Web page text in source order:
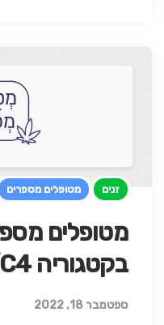
זנים מטופלים מספרים
מטופלים
בקטגוריה T20/C4 אינדיקה
ספטמבר 18, 2022